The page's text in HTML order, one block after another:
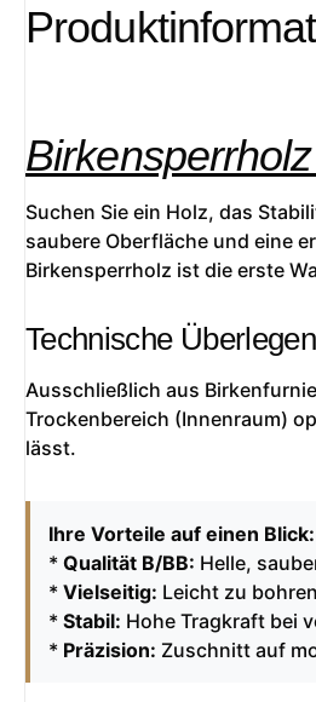
Suchen Sie ein Holz, das
saubere Oberfläche und eine
Birkensperrholz ist die erste
Technische
Ausschließlich aus
Trockenbereich (Innenraum)
lässt.
Ihre Vorteile auf einen Blick:
* Qualität B/BB: Helle,
* Vielseitig: Leicht zu
* Stabil: Hohe Tragkraft bei
* Präzision: Zuschnitt auf